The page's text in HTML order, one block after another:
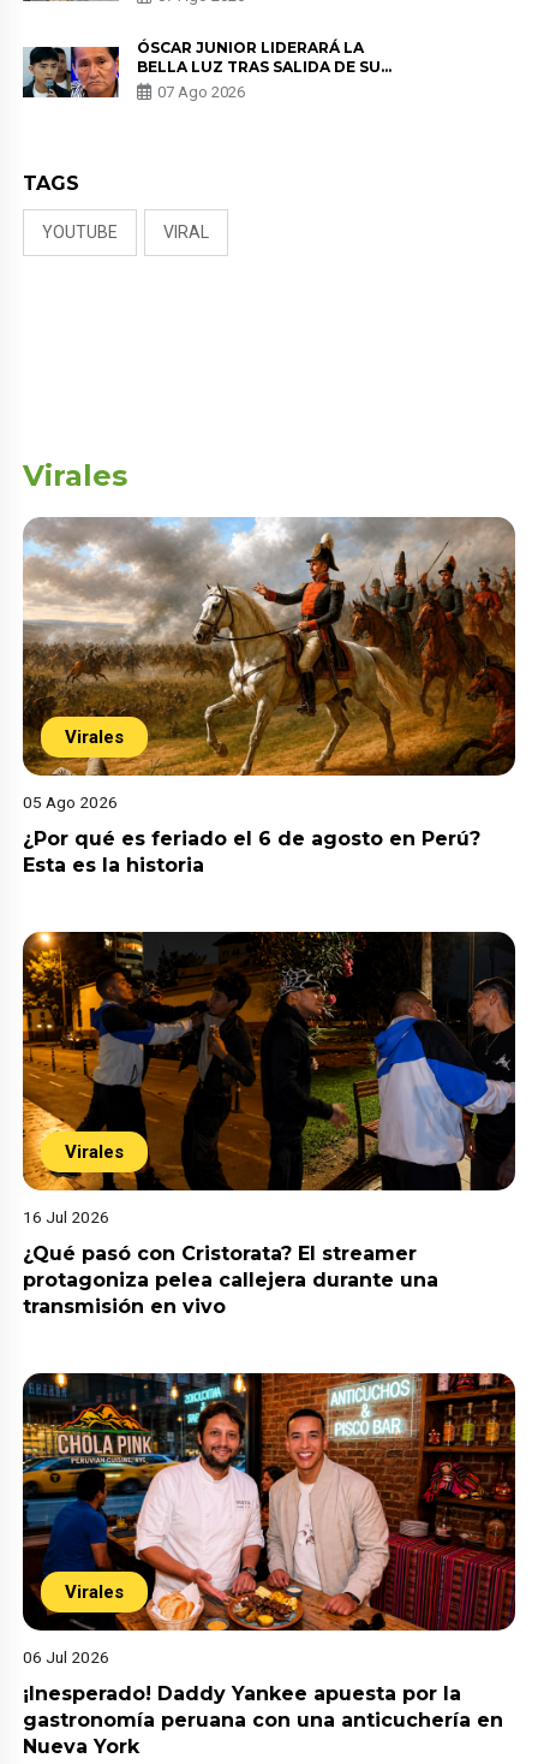
KORINA: “ME ENCONTRARON UN
ÓSCAR JUNIOR LIDERARÁ LA
BELLA LUZ TRAS SALIDA DE SU
PADRE POR POLÉMICA CON
NALDY SALDAÑA
07 Ago 2026
TAGS
YOUTUBE VIRAL
Virales
Virales
05 Ago 2026
¿Por qué es feriado el 6 de agosto en Perú?
Esta es la historia
Virales
16 Jul 2026
¿Qué pasó con Cristorata? El streamer
protagoniza pelea callejera durante una
transmisión en vivo
Virales
06 Jul 2026
¡Inesperado! Daddy Yankee apuesta por la
gastronomía peruana con una anticuchería en
Nueva York